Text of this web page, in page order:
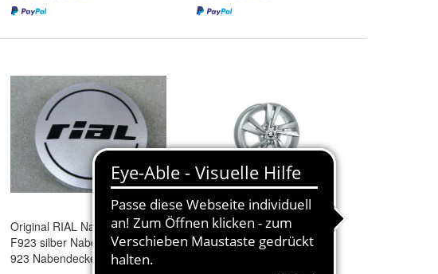
Original RIAL Nabenkappen
F923 silber Nabenkappe F
923 Nabendeckel
LM-Felge Cygnus 6,0Jx15"
ET38 silber